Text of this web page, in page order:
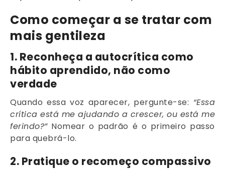
Como começar a se tratar com
mais gentileza
1. Reconheça a autocrítica como
hábito aprendido, não como
verdade
Quando essa voz aparecer, pergunte-se: “Essa
crítica está me ajudando a crescer, ou está me
ferindo?”Nomear o padrão é o primeiro passo
para quebrá-lo.
2. Pratique o recomeço compassivo